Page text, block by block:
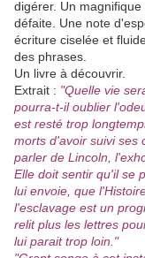
digérer. Un
défaite. Une note
écriture ciselée et
des phrases.
Un livre à découvrir.
Extrait : "Quelle vie
pourra-t-il oublier
est resté trop
morts d'avoir suivi ses
parler de Lincoln,
Elle doit sentir qu'il se
lui envoie, que
l'esclavage est un
relit plus les lettres
lui parait trop loin."